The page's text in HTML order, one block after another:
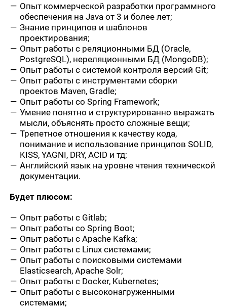
Опыт коммерческой разработки программного
обеспечения на Java от 3 и более лет;
Знание принципов и шаблонов
проектирования;
Опыт работы с реляционными БД (Oracle,
PostgreSQL), нереляционными БД (MongoDB);
Опыт работы с системой контроля версий Git;
Опыт работы с инструментами сборки
проектов Maven, Gradle;
Опыт работы со Spring Framework;
Умение понятно и структурированно выражать
мысли, объяснять просто сложные вещи;
Трепетное отношения к качеству кода,
понимание и использование принципов SOLID,
KISS, YAGNI, DRY, ACID и тд;
Английский язык на уровне чтения технической
документации.
Будет плюсом:
Опыт работы с Gitlab;
Опыт работы со Spring Boot;
Опыт работы с Apache Kafka;
Опыт работы с Linux системами;
Опыт работы с поисковыми системами
Elasticsearch, Apache Solr;
Опыт работы с Docker, Kubernetes;
Опыт работы с высоконагруженными
системами;